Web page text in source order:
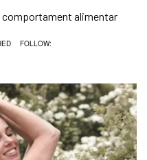
comportament alimentar
FOLLOW: